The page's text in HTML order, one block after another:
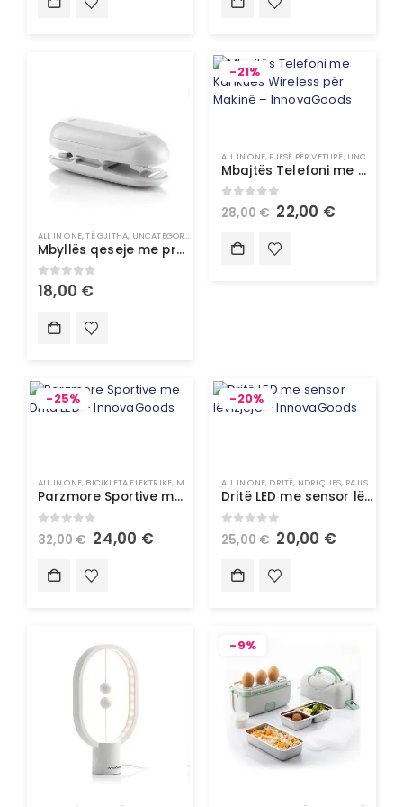
ALL IN ONE,TË GJITHA, UNCATEGORIZED
Mbyllës qeseje me prestar dhe varëse Baseyl InnovaGoods
0out of 5
18,00 €
-21%
ALL IN ONE, PJESË PËR VETURË, UNCATEGORIZED
Mbajtës Telefoni me Karikues Wireless për Makinë – InnovaGoods
0 out of 5
28,00€ 22,00 €
-25%
ALL IN ONE, BICIKLETA ELEKTRIKE, MOTOÇIKLETA ,TË GJITHA,UNCATEGORIZED
Parzmore Sportive me Drita LED – InnovaGoods
0 out of 5
32,00€ 24,00 €
-20%
ALL IN ONE, DRITË, NDRIÇUES, PAJISJE SHTËPIAKE
Dritë LED me sensor lëvizjeje – InnovaGoods
0out of 5
25,00€ 20,00 €
-9%